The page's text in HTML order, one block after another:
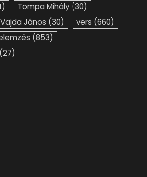
Tompa Mihály (30)
Vajda János (30) vers (660)
(853)
(27)